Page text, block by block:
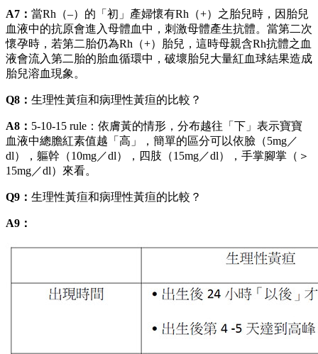
A7： 當Rh（–）的「初」產婦懷有Rh（+）之胎兒時，因胎兒
血液中的抗原會進入母體血中，刺激母體產生抗體。當第二次
懷孕時，若第二胎仍為Rh（+）胎兒，這時母親含Rh抗體之血
液會流入第二胎的胎血循環中，破壞胎兒大量紅血球結果造成
胎兒溶血現象。
Q8： 生理性黃疸和病理性黃疸的比較？
A8： 5-10-15 rule：依膚黃的情形，分布越往「下」表示寶寶
血液中總膽紅素值越「高」，簡單的區分可以依臉（5mg／
dl），軀幹（10mg／dl），四肢（15mg／dl），手掌腳掌（＞
15mg／dl）來看。
Q9： 生理性黃疸和病理性黃疸的比較？
A9：